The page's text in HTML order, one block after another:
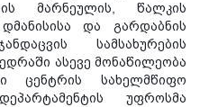
მარნეულის, წალკის
და გარდაბნის
სამსახურების
ასევე მონაწილეობა
ცენტრის სახელმწიფო
უფროსმა